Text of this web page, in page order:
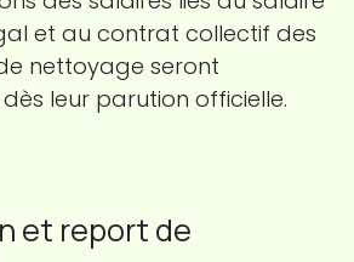
et au contrat collectif des
nettoyage seront
leur parution officielle.
et report de